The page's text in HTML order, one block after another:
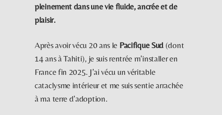
pleinement dans une vie fluide, ancrée et de
plaisir.
Après avoir vécu 20 ans le Pacifique Sud (dont
14 ans à Tahiti), je suis rentrée m’installer en
France fin 2025. J’ai vécu un véritable
cataclysme intérieur et me suis sentie arrachée
à ma terre d’adoption.